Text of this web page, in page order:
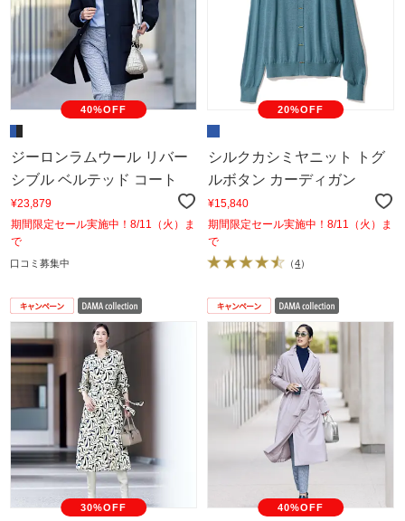
40%OFF
ジーロンラムウール リバー
シブル ベルテッド コート
¥23,879
期間限定セール実施中！8/11（火）ま
で
口コミ募集中
20%OFF
シルクカシミヤニット トグ
ルボタン カーディガン
¥15,840
期間限定セール実施中！8/11（火）ま
で
（4）
30%OFF 40%OFF